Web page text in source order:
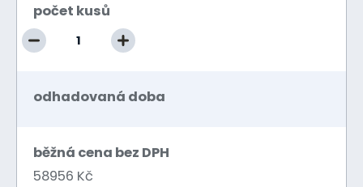
počet kusů
odhadovaná doba
běžná cena bez DPH
58956 Kč